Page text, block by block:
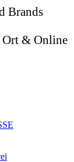
Brands
Ort & Online